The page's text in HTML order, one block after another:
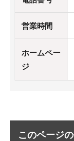
営業時間
ホームペー
ジ
このページ